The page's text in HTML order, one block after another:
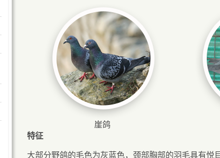
崖鸽
特征
大部分野鸽的毛色为灰蓝色，颈部胸部的羽毛具有